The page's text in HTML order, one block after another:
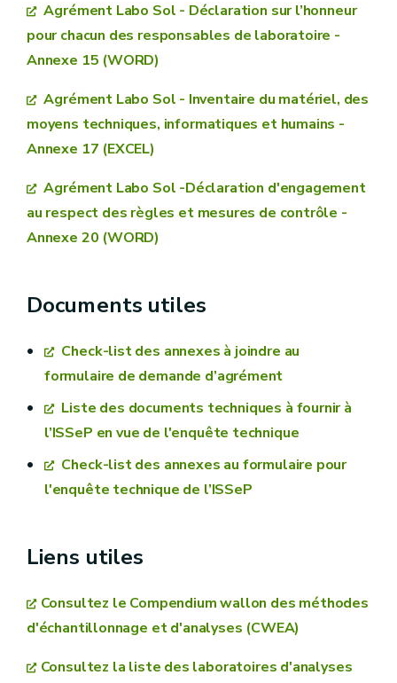
3. Rapport technique
dans le domaine de lachimie
diplôme de niveau universitaire
professionnelledans les domaines de
l’agrément acquises dans les 6 années qui
précèdent la demande d’agrément
personne contractuelle habilitée
posséder un diplôme à caractère scientifique de
trois ans dans les domaines de l’agrément
demande d’agrément
l’application du Décret du 1er mars 2018 et des
documents techniques et réglementaires qui s’y
rapportent
Agrément Labo Sol - Déclaration sur l’honneur
pour chacun des responsables de laboratoire -
Annexe 15 (WORD)
Agrément Labo Sol - Inventaire du matériel, des
moyens techniques, informatiques et humains -
Annexe 17 (EXCEL)
Agrément Labo Sol -Déclaration d'engagement
au respect des règles et mesures de contrôle -
Annexe 20 (WORD)
Documents utiles
Check-list des annexes à joindre au
formulaire de demande d’agrément
Liste des documents techniques à fournir à
l’ISSeP en vue de l'enquête technique
Check-list des annexes au formulaire pour
l'enquête technique de l’ISSeP
Liens utiles
Consultez le Compendium wallon des méthodes
d'échantillonnage et d'analyses (CWEA)
Consultez la liste des laboratoires d'analyses